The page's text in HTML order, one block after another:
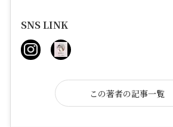
SNS LINK
この著者の記事一覧